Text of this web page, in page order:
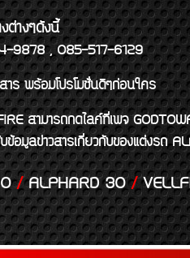
ต่างๆดังนี้
9878 , 085-517-6129
าร พร้อมโปรโมชั่นดีๆก่อนใคร
สามารถกดไลค์ที่เพจ
ข้อมูลข่าวสารเกี่ยวกับของแต่งรถ
/ALPHARD 30/